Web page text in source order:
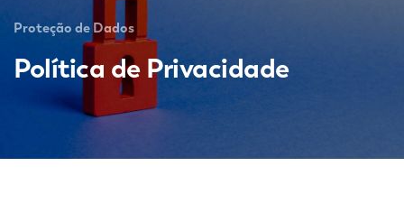
Proteção de Dados
Política de Privacidade